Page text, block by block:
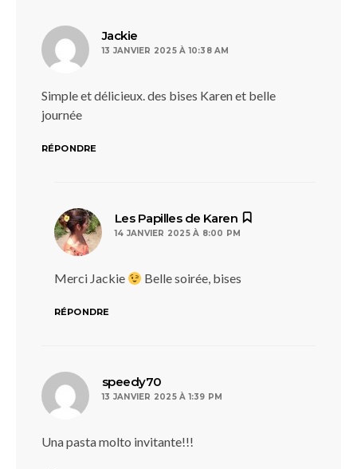
Jackie
13 JANVIER 2025 À 10:38 AM
Simple et délicieux. des bises Karen et belle
journée
RÉPONDRE
Les Papilles de Karen
14 JANVIER 2025 À 8:00 PM
Merci Jackie Belle soirée, bises
RÉPONDRE
speedy70
13 JANVIER 2025 À 1:39 PM
Una pasta molto invitante!!!